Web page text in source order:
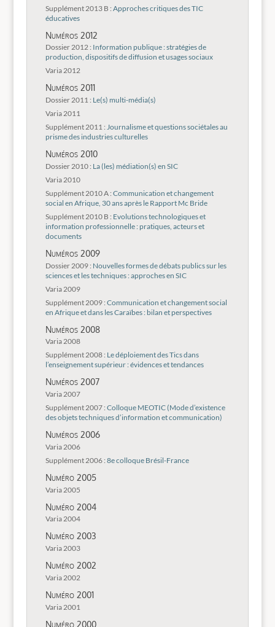
Supplément 2013 B : Approches critiques des TIC
éducatives
Numéros 2012
Dossier 2012 : Information publique : stratégies de
production, dispositifs de diffusion et usages sociaux
Varia 2012
Numéros 2011
Dossier 2011 : Le(s) multi-média(s)
Varia 2011
Supplément 2011 : Journalisme et questions sociétales au
prisme des industries culturelles
Numéros 2010
Dossier 2010 : La (les) médiation(s) en SIC
Varia 2010
Supplément 2010 A : Communication et changement
social en Afrique, 30 ans après le Rapport Mc Bride
Supplément 2010 B : Evolutions technologiques et
information professionnelle : pratiques, acteurs et
documents
Numéros 2009
Dossier 2009 : Nouvelles formes de débats publics sur les
sciences et les techniques : approches en SIC
Varia 2009
Supplément 2009 : Communication et changement social
en Afrique et dans les Caraïbes : bilan et perspectives
Numéros 2008
Varia 2008
Supplément 2008 : Le déploiement des Tics dans
l’enseignement supérieur : évidences et tendances
Numéros 2007
Varia 2007
Supplément 2007 : Colloque MEOTIC (Mode d’existence
des objets techniques d’information et communication)
Numéros 2006
Varia 2006
Supplément 2006 : 8e colloque Brésil-France
Numéro 2005
Varia 2005
Numéro 2004
Varia 2004
Numéro 2003
Varia 2003
Numéro 2002
Varia 2002
Numéro 2001
Varia 2001
Numéro 2000